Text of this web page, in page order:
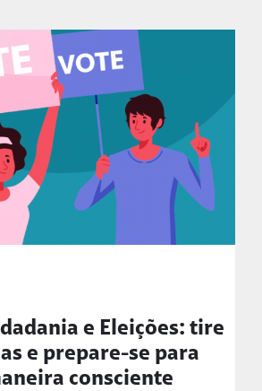
e Eleições: tire
e prepare-se para
consciente